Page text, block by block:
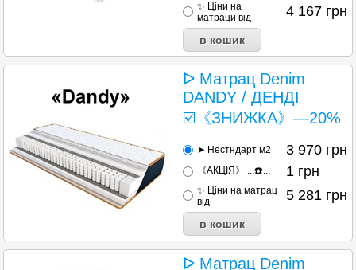
✨ Ціни на
матраци від
4 167 грн
ᐅ Матрац Denim
DANDY / ДЕНДІ
☑️《ЗНИЖКА》—20%
➤ Нестндарт м2 3 970 грн
《АКЦІЯ》 ...☎️... 1 грн
✨ Ціни на матрац
від
5 281 грн
ᐅ Матрац Denim